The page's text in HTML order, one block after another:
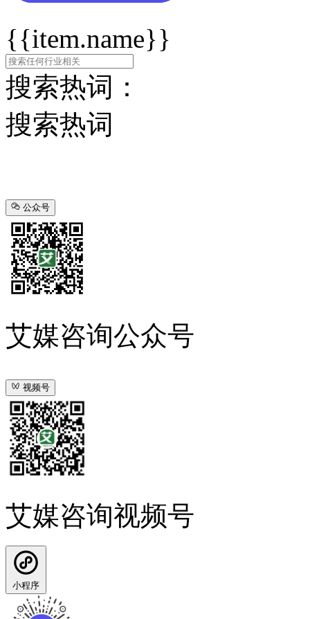
{{item.name}}
搜索热词：
搜索热词
公众号
艾媒咨询公众号
视频号
艾媒咨询视频号
小程序